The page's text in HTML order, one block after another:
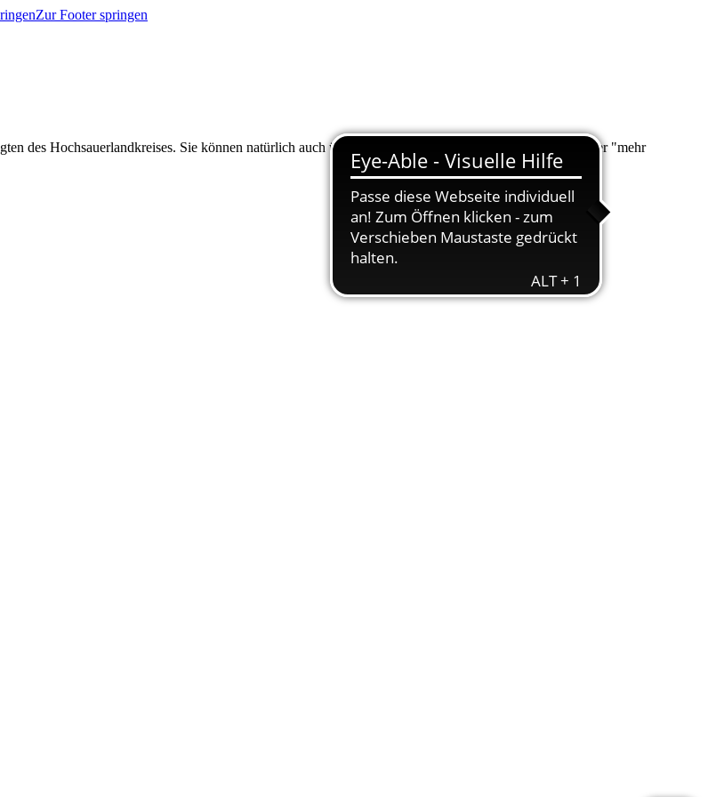
Zur Footer springen
des Hochsauerlandkreises. Sie können natürlich auch über "Suche" nach Ihrem Anliegen suchen. Unter "mehr